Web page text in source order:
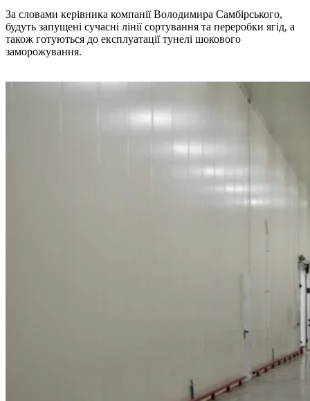
За словами керівника компанії Володимира Самбірського,
будуть запущені сучасні лінії сортування та переробки ягід, а
також готуються до експлуатації тунелі шокового
заморожування.